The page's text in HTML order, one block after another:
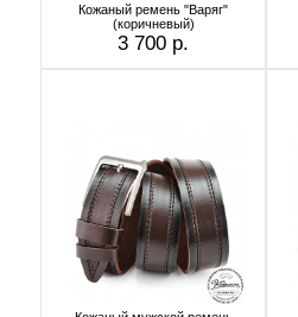
Кожаный ремень "Варяг"
(коричневый)
3 700 р.